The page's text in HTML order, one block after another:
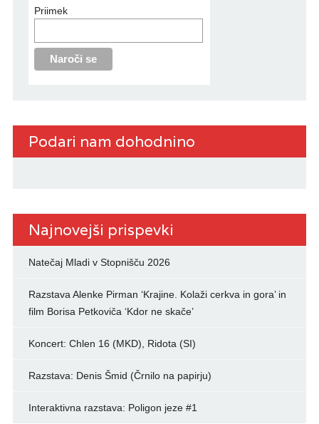
Priimek
Podari nam dohodnino
Najnovejši prispevki
Natečaj Mladi v Stopnišču 2026
Razstava Alenke Pirman ‘Krajine. Kolaži cerkva in gora’ in
film Borisa Petkoviča ‘Kdor ne skače’
Koncert: Chlen 16 (MKD), Ridota (SI)
Razstava: Denis Šmid (Črnilo na papirju)
Interaktivna razstava: Poligon jeze #1